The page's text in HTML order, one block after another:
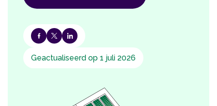
Geactualiseerd op 1 juli 2026